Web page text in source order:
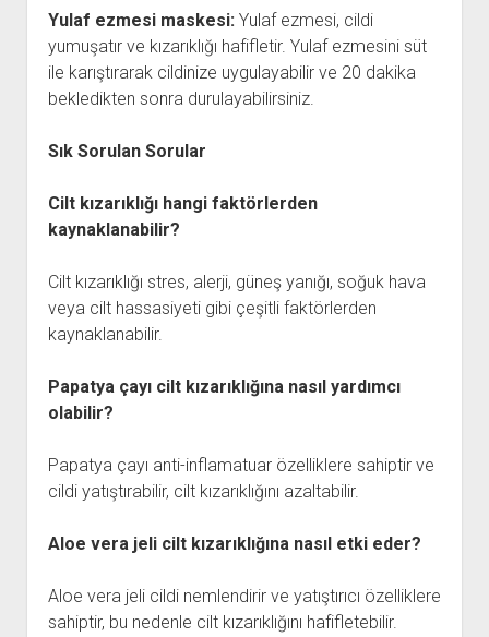
Yulaf ezmesi maskesi: Yulaf ezmesi, cildi
yumuşatır ve kızarıklığı hafifletir. Yulaf ezmesini süt
ile karıştırarak cildinize uygulayabilir ve 20 dakika
bekledikten sonra durulayabilirsiniz.
Sık Sorulan Sorular
Cilt kızarıklığı hangi faktörlerden
kaynaklanabilir?
Cilt kızarıklığı stres, alerji, güneş yanığı, soğuk hava
veya cilt hassasiyeti gibi çeşitli faktörlerden
kaynaklanabilir.
Papatya çayı cilt kızarıklığına nasıl yardımcı
olabilir?
Papatya çayı anti-inflamatuar özelliklere sahiptir ve
cildi yatıştırabilir, cilt kızarıklığını azaltabilir.
Aloe vera jeli cilt kızarıklığına nasıl etki eder?
Aloe vera jeli cildi nemlendirir ve yatıştırıcı özelliklere
sahiptir, bu nedenle cilt kızarıklığını hafifletebilir.